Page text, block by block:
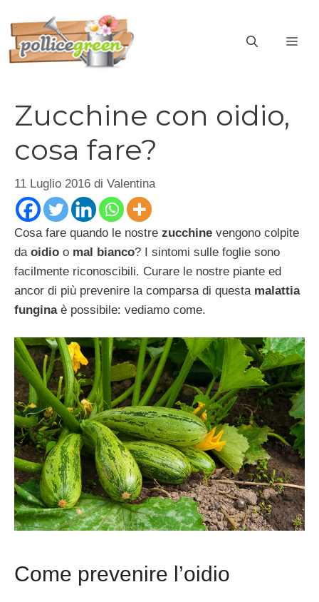
contenuto
Zucchine con oidio,
cosa fare?
11 Luglio 2016 di Valentina
Cosa fare quando le nostre zucchine vengono colpite
da oidio o mal bianco? I sintomi sulle foglie sono
facilmente riconoscibili. Curare le nostre piante ed
ancor di più prevenire la comparsa di questa malattia
funginaè possibile: vediamo come.
Come prevenire l’oidio